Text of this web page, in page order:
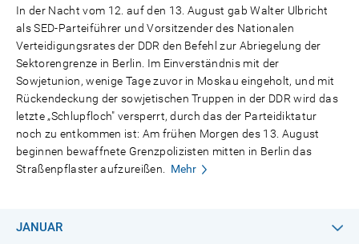
In der Nacht vom 12. auf den 13. August gab Walter Ulbricht
als SED-Parteiführer und Vorsitzender des Nationalen
Verteidigungsrates der DDR den Befehl zur Abriegelung der
Sektorengrenze in Berlin. Im Einverständnis mit der
Sowjetunion, wenige Tage zuvor in Moskau eingeholt, und mit
Rückendeckung der sowjetischen Truppen in der DDR wird das
letzte „Schlupfloch" versperrt, durch das der Parteidiktatur
noch zu entkommen ist: Am frühen Morgen des 13. August
beginnen bewaffnete Grenzpolizisten mitten in Berlin das
Straßenpflaster aufzureißen.
Mehr
JANUAR